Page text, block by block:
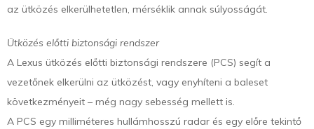
az ütközés elkerülhetetlen, mérséklik annak súlyosságát.
Ütközés előtti biztonsági rendszer
A Lexus ütközés előtti biztonsági rendszere (PCS) segít a
vezetőnek elkerülni az ütközést, vagy enyhíteni a baleset
következményeit – még nagy sebesség mellett is.
A PCS egy milliméteres hullámhosszú radar és egy előre tekintő